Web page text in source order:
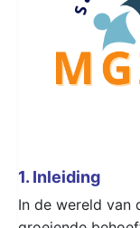
1. Inleiding
In de wereld van